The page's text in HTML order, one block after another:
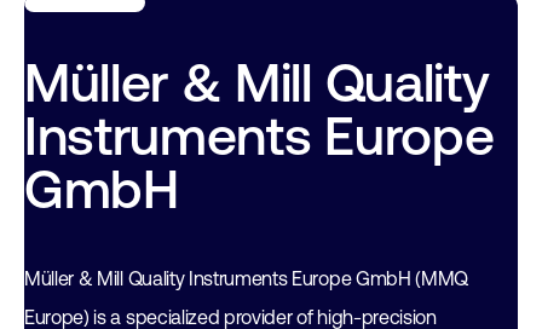
Müller & Mill Quality
Instruments Europe
GmbH
Müller & Mill Quality Instruments Europe GmbH (MMQ
Europe) is a specialized provider of high-precision